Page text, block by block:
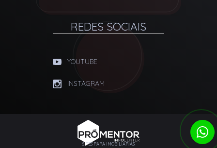
REDES SOCIAIS
YOUTUBE
INSTAGRAM
SITES PARA IMOBILIÁRIAS